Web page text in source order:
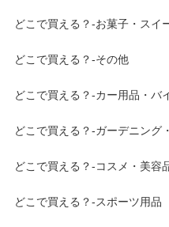
どこで買える？-お菓子・スイ
どこで買える？-その他
どこで買える？-カー用品・バ
どこで買える？-ガーデニング
どこで買える？-コスメ・美容
どこで買える？-スポーツ用品